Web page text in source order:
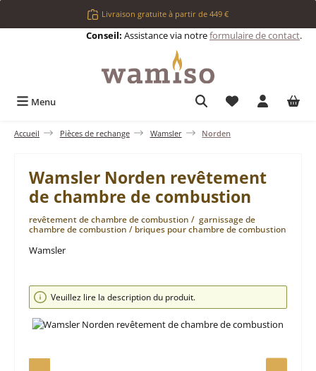
Passer au contenu principalLivraison gratuite à partir de 449 €
Conseil: Assistance via notreformulaire de contact.
Menu Vous avez 0
Accueil Pièces de rechange Wamsler Norden
Wamsler Norden revêtement
de chambre de combustion
revêtement de chambre de combustion / garnissage de
chambre de combustion / briques pour chambre de combustion
Wamsler
Ignorer la galerie d'images
Veuillez lire la description du produit.